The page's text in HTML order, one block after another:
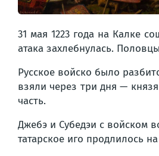
31 мая 1223 года на Калке
атака захлебнулась.
Русское войско было
взяли через три дня —
часть.
Джебэ и Субедэи с войском
татарское иго продлилось